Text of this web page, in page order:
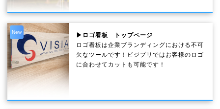
New
▶ロゴ看板 トップページ
ロゴ看板は企業ブランディングにおける不可
欠なツールです！ビジプリではお客様のロゴ
に合わせてカットも可能です！